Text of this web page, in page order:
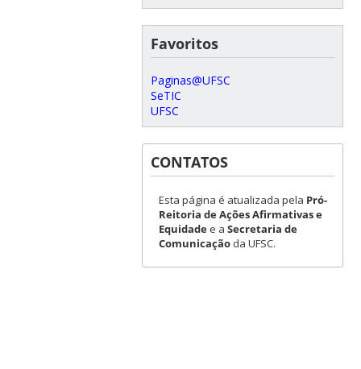
Favoritos
Paginas@UFSC
SeTIC
UFSC
CONTATOS
Esta página é atualizada pela Pró-
Reitoria de Ações Afirmativas e
Equidadee a Secretaria de
Comunicaçãoda UFSC.